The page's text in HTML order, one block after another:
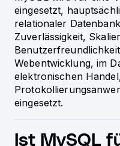
eingesetzt,
relationaler
Zuverlässigkeit,
Webentwicklung, im
elektronischen
eingesetzt.
Ist MySQL